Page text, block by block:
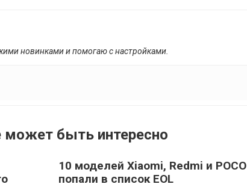
новинками и помогаю с настройками.
быть интересно
10 моделей Xiaomi, Redmi и POCO
попали в список EOL